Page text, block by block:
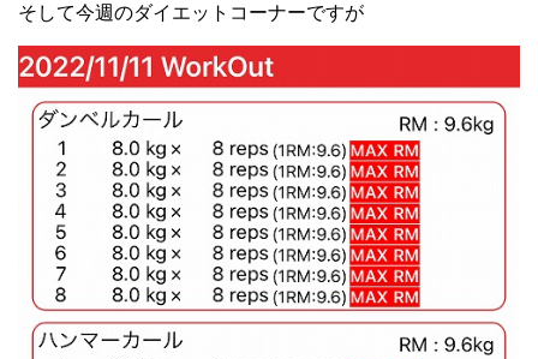
そして今週のダイエットコーナーですが